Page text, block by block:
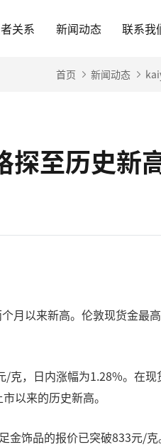
关系 新闻动态 联系我
首页 新闻动态
至历史新
月以来新高。伦敦现货金最
克，日内涨幅为1.28%。在
以来的历史新高。
饰品的报价已突破833元/克